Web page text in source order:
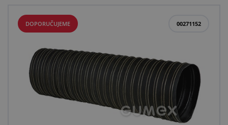
Dopravníkové pásy a montáž
Zlepšení pracovního prostředí
Další pryžové a plastové výrobky
Centrum poptávek
00271152
DOPORUČUJEME